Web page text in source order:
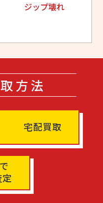
ジップ壊れ
方法
宅配買取